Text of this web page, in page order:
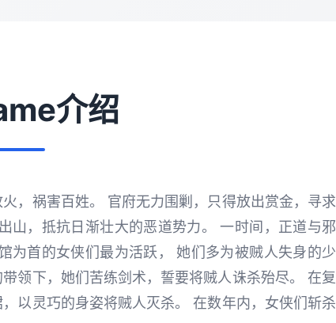
介绍
，祸害百姓。 官府无力围剿，只得放出赏金，寻求
山，抵抗日渐壮大的恶道势力。 一时间，正道与邪
为首的女侠们最为活跃， 她们多为被贼人失身的少
领下，她们苦练剑术，誓要将贼人诛杀殆尽。 在复
以灵巧的身姿将贼人灭杀。 在数年内，女侠们斩杀